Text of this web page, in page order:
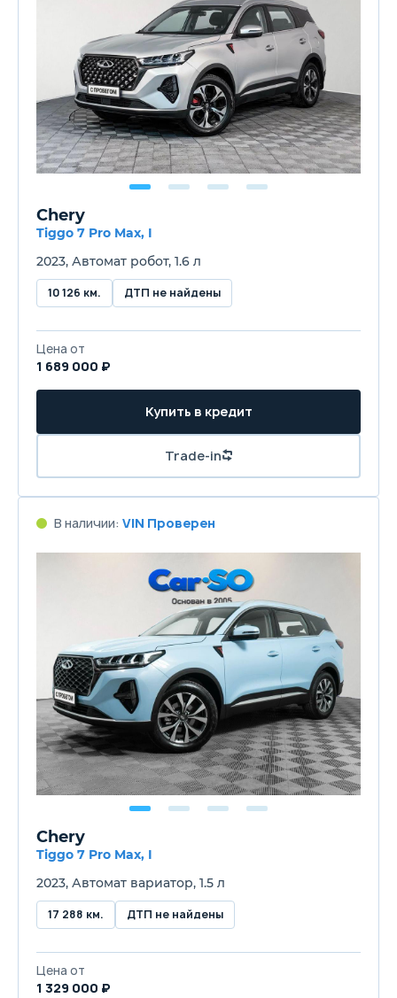
Chery
Tiggo 7 Pro Max, I
2023, Автомат робот, 1.6 л
10 126 км. ДТП не найдены
Цена от
1 689 000 ₽
Купить в кредит
Trade-in
В наличии: VIN Проверен
Chery
Tiggo 7 Pro Max, I
2023, Автомат вариатор, 1.5 л
17 288 км. ДТП не найдены
Цена от
1 329 000 ₽